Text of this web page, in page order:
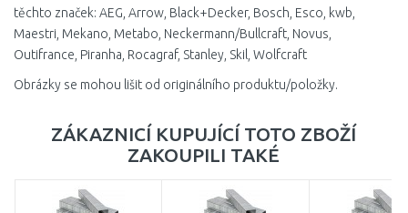
těchto značek: AEG, Arrow, Black+Decker, Bosch, Esco, kwb,
Maestri, Mekano, Metabo, Neckermann/Bullcraft, Novus,
Outifrance, Piranha, Rocagraf, Stanley, Skil, Wolfcraft
Obrázky se mohou lišit od originálního produktu/položky.
ZÁKAZNICÍ KUPUJÍCÍ TOTO ZBOŽÍ
ZAKOUPILI TAKÉ